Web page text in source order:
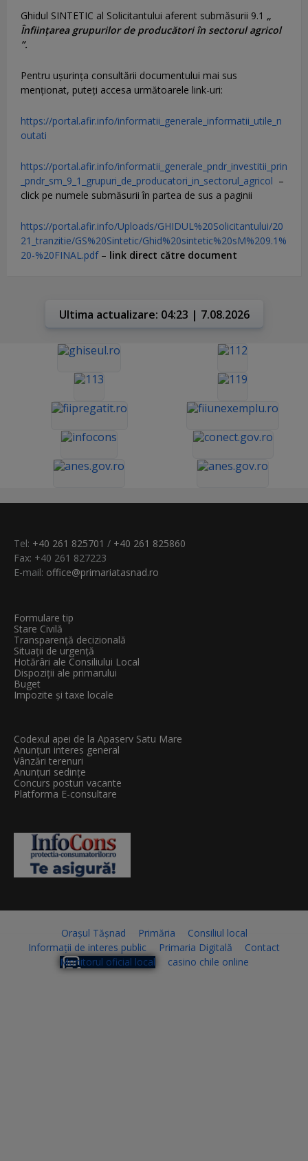
Ghidul SINTETIC al Solicitantului aferent submăsurii 9.1 „
Înființarea grupurilor de producători în sectorul agricol
”.
Pentru uşurinţa consultării documentului mai sus
menţionat, puteţi accesa următoarele link-uri:
https://portal.afir.info/informatii_generale_informatii_utile_n
outati
https://portal.afir.info/informatii_generale_pndr_investitii_prin
_pndr_sm_9_1_grupuri_de_producatori_in_sectorul_agricol –
click pe numele submăsurii în partea de sus a paginii
https://portal.afir.info/Uploads/GHIDUL%20Solicitantului/20
21_tranzitie/GS%20Sintetic/Ghid%20sintetic%20sM%209.1%
20-%20FINAL.pdf– link direct către document
Ultima actualizare: 04:23 | 7.08.2026
Tel: +40 261 825701 / +40 261 825860
Fax: +40 261 827223
E-mail: office@primariatasnad.ro
Formulare tip
Stare Civilă
Transparenţă decizională
Situații de urgență
Hotărâri ale Consiliului Local
Dispoziții ale primarului
Buget
Impozite și taxe locale
Codexul apei de la Apaserv Satu Mare
Anunțuri interes general
Vânzări terenuri
Anunțuri sedințe
Concurs posturi vacante
Platforma E-consultare
Orașul Tășnad Primăria
Consiliul local
Informații de interes public
Primaria Digitală
Contact
Monitorul oficial local
casino chile online